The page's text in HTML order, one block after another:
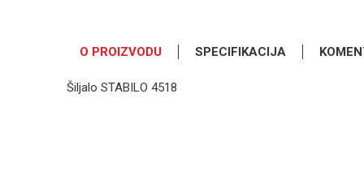
O PROIZVODU SPECIFIKACIJA
Šiljalo STABILO 4518